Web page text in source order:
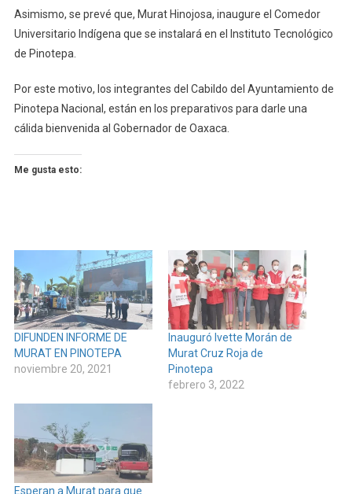
Asimismo, se prevé que, Murat Hinojosa, inaugure el Comedor
Universitario Indígena que se instalará en el Instituto Tecnológico
de Pinotepa.
Por este motivo, los integrantes del Cabildo del Ayuntamiento de
Pinotepa Nacional, están en los preparativos para darle una
cálida bienvenida al Gobernador de Oaxaca.
Me gusta esto:
DIFUNDEN INFORME DE
MURAT EN PINOTEPA
noviembre 20, 2021
Inauguró Ivette Morán de
Murat Cruz Roja de
Pinotepa
febrero 3, 2022
Esperan a Murat para que